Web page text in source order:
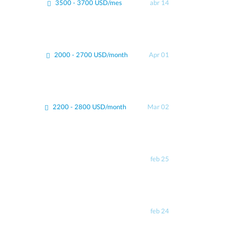
3500 - 3700 USD/mes abr 14
2000 - 2700 USD/month Apr 01
2200 - 2800 USD/month Mar 02
feb 25
feb 24